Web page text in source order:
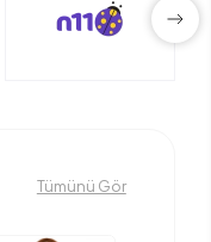
Tümünü Gör